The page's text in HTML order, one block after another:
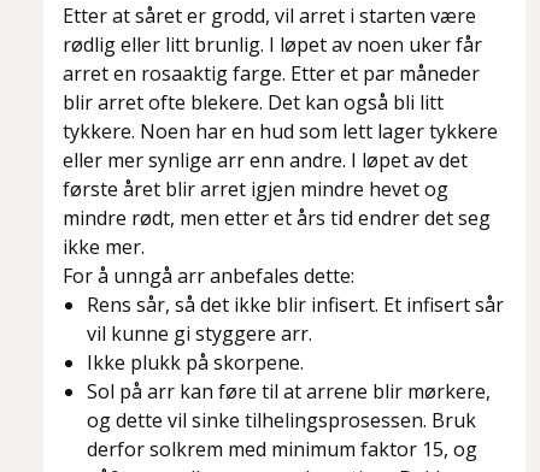
Etter at såret er grodd, vil arret i starten være
rødlig eller litt brunlig. I løpet av noen uker får
arret en rosaaktig farge. Etter et par måneder
blir arret ofte blekere. Det kan også bli litt
tykkere. Noen har en hud som lett lager tykkere
eller mer synlige arr enn andre. I løpet av det
første året blir arret igjen mindre hevet og
mindre rødt, men etter et års tid endrer det seg
ikke mer.
For å unngå arr anbefales dette:
Rens sår, så det ikke blir infisert. Et infisert sår
vil kunne gi styggere arr.
Ikke plukk på skorpene.
Sol på arr kan føre til at arrene blir mørkere,
og dette vil sinke tilhelingsprosessen. Bruk
derfor solkrem med minimum faktor 15, og